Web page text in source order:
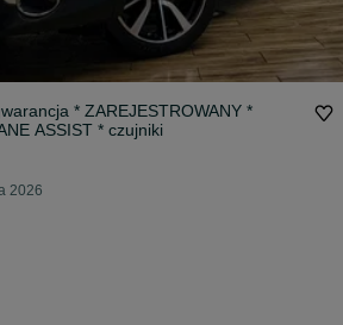
* ZAREJESTROWANY *
ASSIST * czujniki
2026